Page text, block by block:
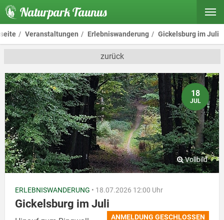
Naturpark Taunus
Veranstaltungen Erlebniswanderung Gickelsburg im Juli
zurück
18
JUL
ERLEBNISWANDERUNG • 18.07.2026 12:00 Uhr
Gickelsburg im Juli
ANMELDUNG GESCHLOSSEN